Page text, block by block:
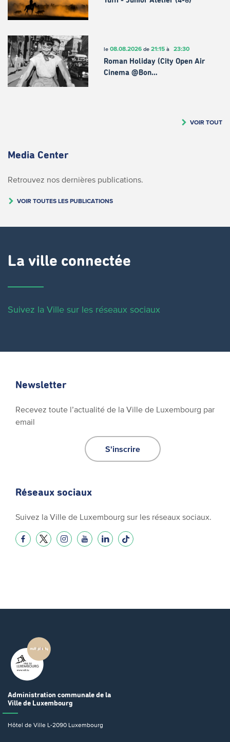
le 08.08.2026de 21:15à 23:30
Roman Holiday (City Open Air
Cinema @Bon…
VOIR TOUT
Media Center
Retrouvez nos dernières publications.
VOIR TOUTES LES PUBLICATIONS
La ville connectée
Suivez la Ville sur les réseaux sociaux
Newsletter
Recevez toute l’actualité de la Ville de Luxembourg par
email
S'inscrire
Réseaux sociaux
Suivez la Ville de Luxembourg sur les réseaux sociaux.
Administration communale de la
Ville de Luxembourg
Hôtel de Ville L-2090 Luxembourg